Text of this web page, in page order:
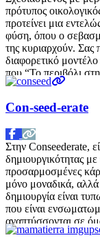
πρότυπος
προτείνει μια
φύση, όπου ο
της κυριαρχούν.
διαφορετικό
που “Το περιβόλι
Con-seed-erate
Στην Conseederate,
δημιουργικότητας
προσαρμοσμένες
μόνο μοναδικά, αλλά
δημιουργία είναι
που είναι
αναπτύσσονται σε
λουλούδια.